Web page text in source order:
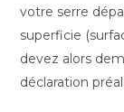
votre serre
superficie
devez alors
déclaration